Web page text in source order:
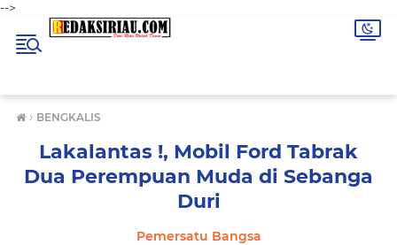
-->
› BENGKALIS
Lakalantas !, Mobil Ford Tabrak
Dua Perempuan Muda di Sebanga
Duri
Pemersatu Bangsa